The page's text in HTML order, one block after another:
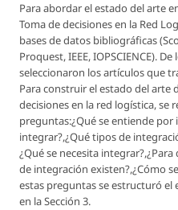
Para abordar el estado del arte
Toma de decisiones en la Red
bases de datos bibliográficas
Proquest, IEEE, IOPSCIENCE).
seleccionaron los artículos que
Para construir el estado del arte
decisiones en la red logística, se
preguntas:¿Qué se entiende por
integrar?,¿Qué tipos de
¿Qué se necesita
de integración existen?,¿Cómo
estas preguntas se estructuró el
en la Sección 3.